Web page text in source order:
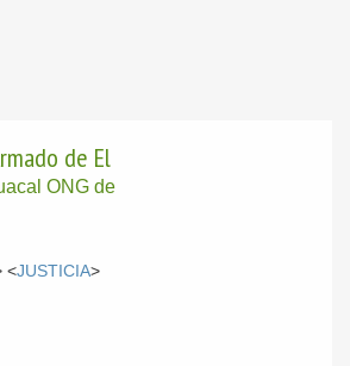
de El
ONG de
<JUSTICIA>